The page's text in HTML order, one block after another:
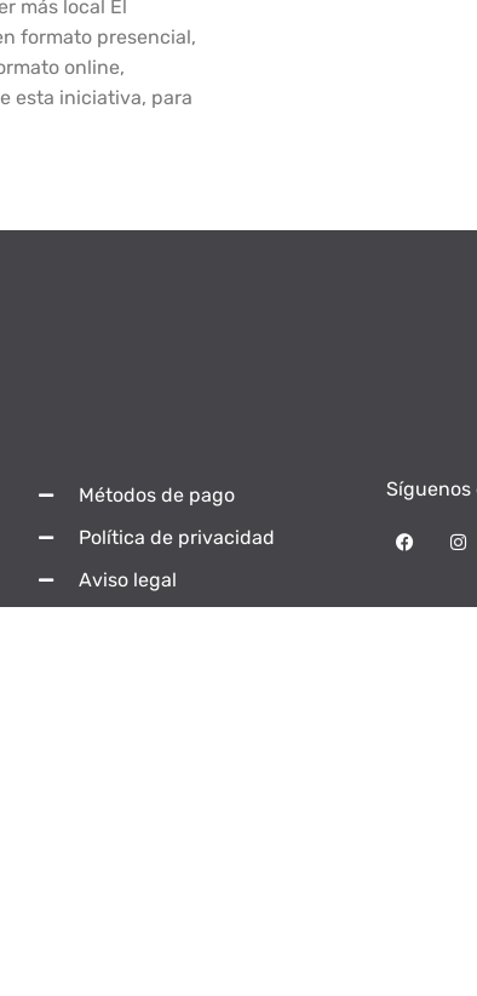
más local El
formato presencial,
online,
esta iniciativa, para
Métodos de pago
Política de privacidad
Aviso legal
Síguenos